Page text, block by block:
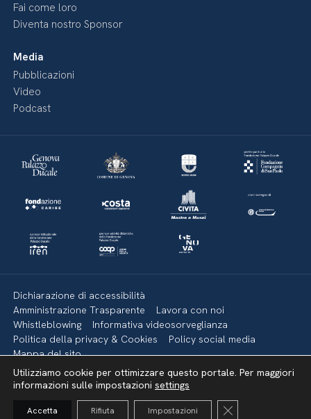
Fai come loro
Diventa nostro Sponsor
Media
Pubblicazioni
Video
Podcast
Dichiarazione di accessibilità
Amministrazione Trasparente
Lavora con noi
Whistleblowing
Informativa videosorveglianza
Politica della privacy & Cookies
Policy social media
Mappa del sito
Torna su
Utilizziamo cookie per ottimizzare questo portale. Per maggiori
informazioni sulle impostazioni settings
Accetta Rifiuta Impostazioni Close GDPR